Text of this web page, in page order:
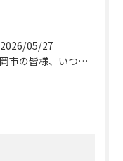
2026/05/27
静岡市の皆様、いつも大変お世話になっております。